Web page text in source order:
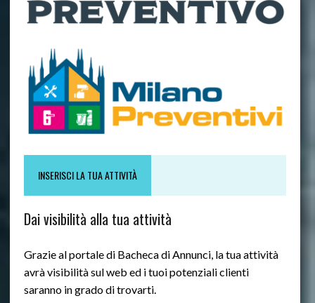
INSERISCI LA TUA ATTIVITÀ
Dai visibilità alla tua attività
Grazie al portale di Bacheca di Annunci, la tua attività
avrà visibilità sul web ed i tuoi potenziali clienti
saranno in grado di trovarti.